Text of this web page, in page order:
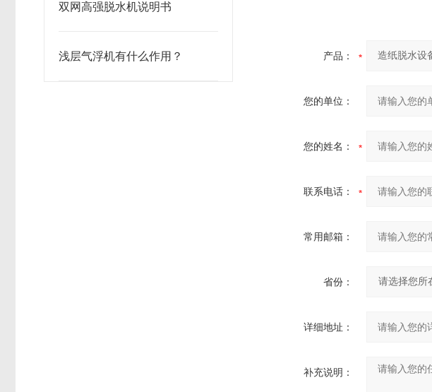
双网高强脱水机说明书
浅层气浮机有什么作用？ 产品：
您的单位：
您的姓名：
联系电话：
常用邮箱：
省份：
详细地址：
补充说明：